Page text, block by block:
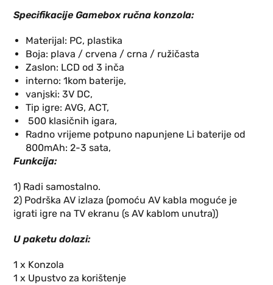
Specifikacije Gamebox ručna konzola:
Materijal: PC, plastika
Boja: plava / crvena / crna / ružičasta
Zaslon: LCD od 3 inča
interno: 1kom baterije,
vanjski: 3V DC,
Tip igre: AVG, ACT,
500 klasičnih igara,
Radno vrijeme potpuno napunjene Li baterije od
800mAh: 2-3 sata,
Funkcija:
1) Radi samostalno.
2) Podrška AV izlaza (pomoću AV kabla moguće je
igrati igre na TV ekranu (s AV kablom unutra))
U paketu dolazi:
1 x Konzola
1 x Upustvo za korištenje